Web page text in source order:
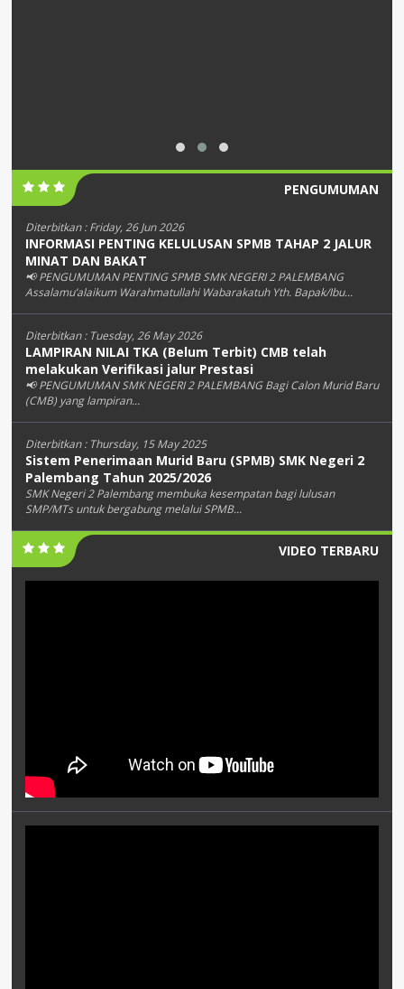
PENGUMUMAN
Diterbitkan :Friday, 26 Jun 2026
INFORMASI PENTING KELULUSAN SPMB TAHAP 2 JALUR
MINAT DAN BAKAT
📢 PENGUMUMAN PENTING SPMB SMK NEGERI 2 PALEMBANG
Assalamu’alaikum Warahmatullahi Wabarakatuh Yth. Bapak/Ibu...
Diterbitkan : Tuesday, 26 May 2026
LAMPIRAN NILAI TKA (Belum Terbit) CMB telah
melakukan Verifikasi jalur Prestasi
📢 PENGUMUMAN SMK NEGERI 2 PALEMBANG Bagi Calon Murid Baru
(CMB) yang lampiran...
Diterbitkan : Thursday, 15 May 2025
Sistem Penerimaan Murid Baru (SPMB) SMK Negeri 2
Palembang Tahun 2025/2026
SMK Negeri 2 Palembang membuka kesempatan bagi lulusan
SMP/MTs untuk bergabung melalui SPMB...
VIDEO TERBARU